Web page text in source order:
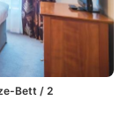
Bett / 2